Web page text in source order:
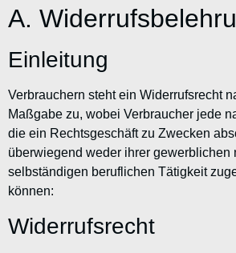
A.
Einleitung
Verbrauchern steht ein Widerrufsrecht
Maßgabe zu, wobei Verbraucher jede
die ein Rechtsgeschäft zu Zwecken
überwiegend weder ihrer gewerblichen
selbständigen beruflichen Tätigkeit
können:
Widerrufsrecht